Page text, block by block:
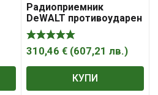
Радиоприемник
DeWALT противоударен
без батерия и зарядно,
10.8-54 V, DWST1-81078-
QW
310,46 € (607,21 лв.)
КУПИ